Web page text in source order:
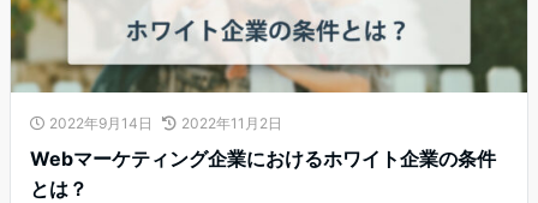
2022年9月14日 2022年11月2日
Webマーケティング企業におけるホワイト企業の条件
とは？